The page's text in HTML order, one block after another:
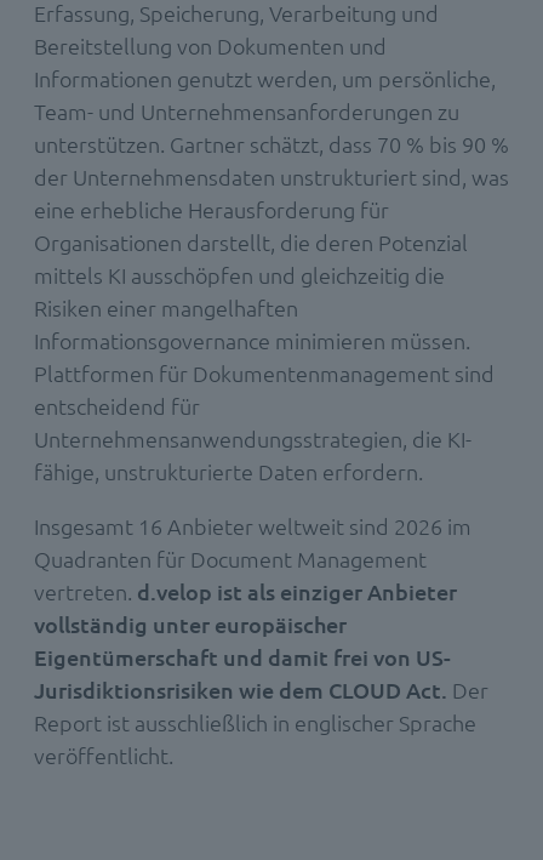
Erfassung, Speicherung, Verarbeitung und
Bereitstellung von Dokumenten und
Informationen genutzt werden, um persönliche,
Team- und Unternehmensanforderungen zu
unterstützen. Gartner schätzt, dass 70 % bis 90 %
der Unternehmensdaten unstrukturiert sind, was
eine erhebliche Herausforderung für
Organisationen darstellt, die deren Potenzial
mittels KI ausschöpfen und gleichzeitig die
Risiken einer mangelhaften
Informationsgovernance minimieren müssen.
Plattformen für Dokumentenmanagement sind
entscheidend für
Unternehmensanwendungsstrategien, die KI-
fähige, unstrukturierte Daten erfordern.
Insgesamt 16 Anbieter weltweit sind 2026 im
Quadranten für Document Management
vertreten. d.velop ist als einziger Anbieter
vollständig unter europäischer
Eigentümerschaft und damit frei von US-
Jurisdiktionsrisiken wie dem CLOUD Act. Der
Report ist ausschließlich in englischer Sprache
veröffentlicht.